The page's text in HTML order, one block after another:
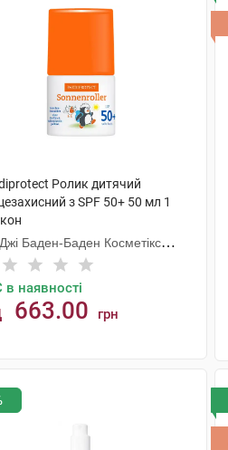
Ролик дитячий
з SPF 50+ 50 мл 1
Баден-Баден Косметікс
Гмбх
в наявності
663.00 грн